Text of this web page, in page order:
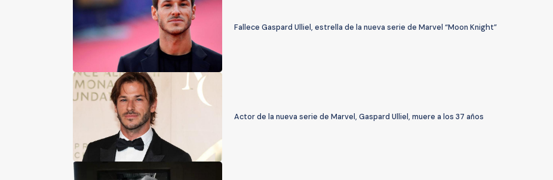
Fallece Gaspard Ulliel, estrella de la nueva serie de Marvel “Moon Knight”
Actor de la nueva serie de Marvel, Gaspard Ulliel, muere a los 37 años